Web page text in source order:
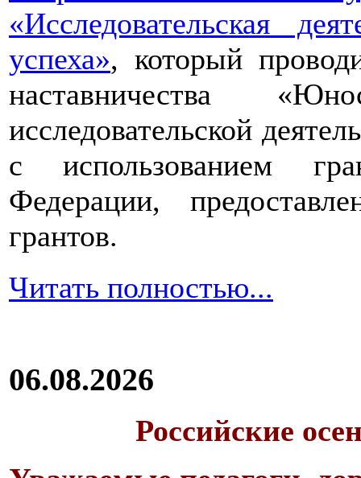
«Исследовательская
успеха», который
наставничества
исследовательской
с использованием
Федерации,
грантов.
Читать полностью...
06.08.2026
Российские